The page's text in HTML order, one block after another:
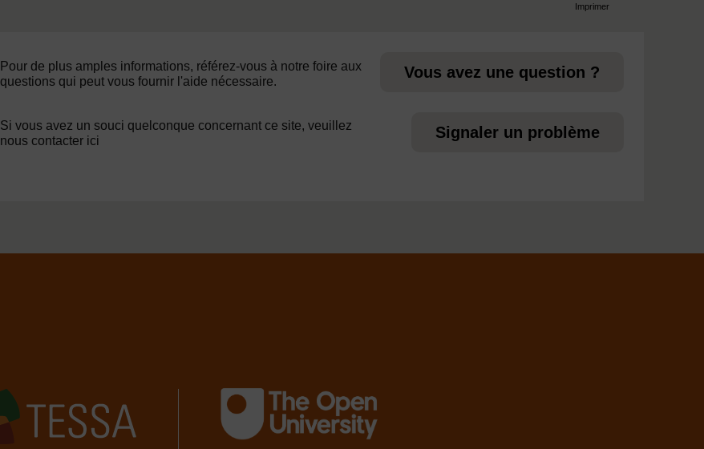
Imprimer
Pour de plus amples informations, référez-vous à notre foire aux
questions qui peut vous fournir l'aide nécessaire.
Vous avez une question ?
Si vous avez un souci quelconque concernant ce site, veuillez
nous contacter ici
Signaler un problème